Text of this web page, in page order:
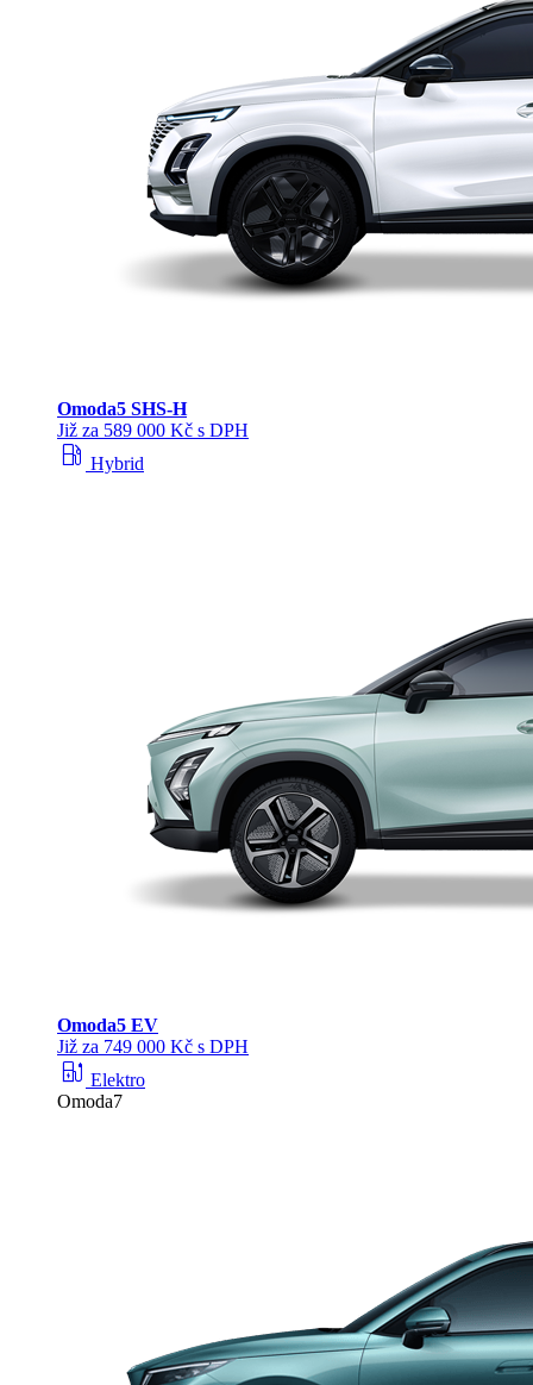
Omoda5 SHS‑H
Již za 589 000 Kč s DPH
local_gas_station Hybrid
Omoda5 EV
Již za 749 000 Kč s DPH
ev_station Elektro
Omoda7